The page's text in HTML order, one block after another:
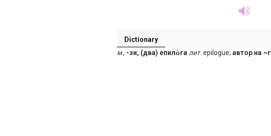
Dictionary
м., -зи, (два) епило̀га лит. epilogue; автор на ~г